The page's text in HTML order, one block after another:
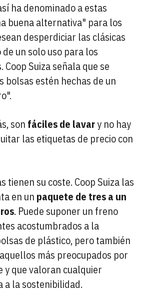
ha denominado a estas
buena alternativa" para los
desperdiciar las clásicas
un solo uso para los
Suiza señala que se
bolsas estén hechas de un
son fáciles de lavary no hay
las etiquetas de precio con
tienen su coste. Coop Suiza las
en un paquete de tres a un
. Puede suponer un freno
acostumbrados a la
de plástico, pero también
más preocupados por
y que valoran cualquier
a la sostenibilidad.